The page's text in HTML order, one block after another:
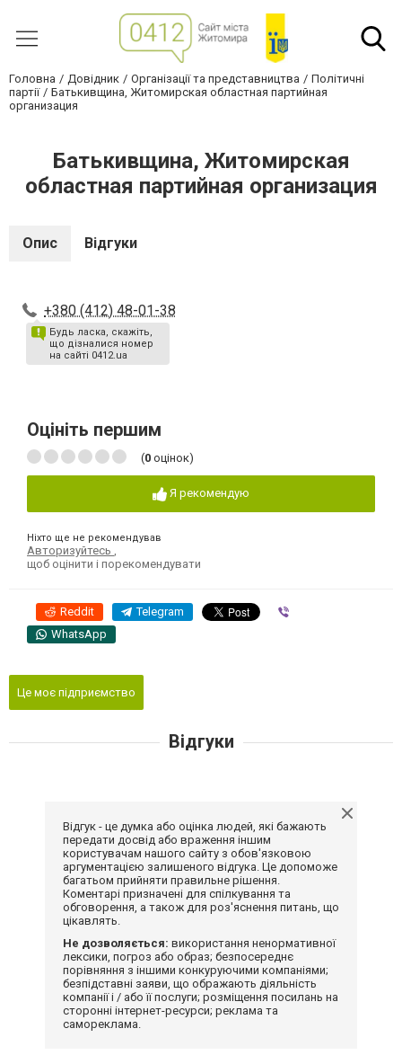
Головна Довідник Організації та представництва
Політичні
партії
Батькивщина, Житомирская областная партийная
организация
Батькивщина, Житомирская
областная партийная организация
Опис Відгуки
+380 (412) 48-01-38
Будь ласка, скажіть,
що дізналися номер
на сайті 0412.ua
Оцініть першим
(0 оцінок)
Я рекомендую
Ніхто ще не рекомендував
Авторизуйтесь
щоб оцінити і порекомендувати
Reddit Telegram
WhatsApp
Це моє підприємство
Відгуки
Відгук - це думка або оцінка людей, які бажають
передати досвід або враження іншим
користувачам нашого сайту з обов'язковою
аргументацією залишеного відгука. Це допоможе
багатьом прийняти правильне рішення.
Коментарі призначені для спілкування та
обговорення, а також для роз'яснення питань, що
цікавлять.
Не дозволяється: використання ненормативної
лексики, погроз або образ; безпосереднє
порівняння з іншими конкуруючими компаніями;
безпідставні заяви, що ображають діяльність
компанії і / або її послуги; розміщення посилань на
сторонні інтернет-ресурси; реклама та
самореклама.